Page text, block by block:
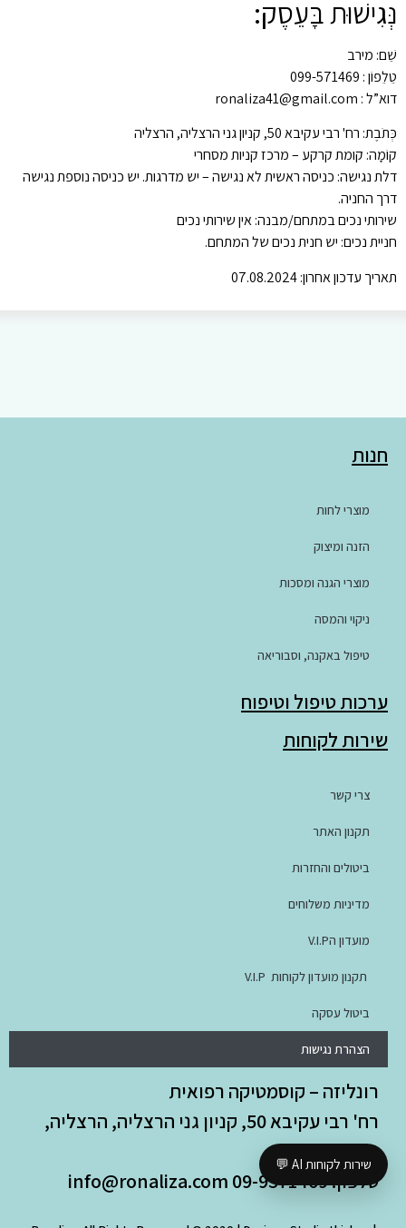
נְּגִישׁוּת בָּעֵסֶק:
שֵׁם: מירב
טֵלֵפוֹן : 099-571469
דוא”ל : ronaliza41@gmail.com
כְּתֹבֶת: רח' רבי עקיבא 50, קניון גני הרצליה, הרצליה
קוֹמָה: קומת קרקע – מרכז קניות מסחרי
דלת נגישה: כניסה ראשית לא נגישה – יש מדרגות. יש כניסה נוספת נגישה
דרך החניה.
שירותי נכים במתחם/מבנה: אין שירותי נכים
חניית נכים: יש חנית נכים של המתחם.
תאריך עדכון אחרון: 07.08.2024
חנות
מוצרי לחות
הזנה ומיצוק
מוצרי הגנה ומסכות
ניקוי והמסה
טיפול באקנה, וסבוריאה
ערכות טיפול וטיפוח
שירות לקוחות
צרי קשר
תקנון האתר
ביטולים והחזרות
מדיניות משלוחים
מועדון הV.I.P
תקנון מועדון לקוחות V.I.P
ביטול עסקה
הצהרת נגישות
רונליזה – קוסמטיקה רפואית
רח' רבי עקיבא 50, קניון גני הרצליה, הרצליה,
4642360
טלפון: 09-9571469
info@ronaliza.com
שירות לקוחות AI 💬